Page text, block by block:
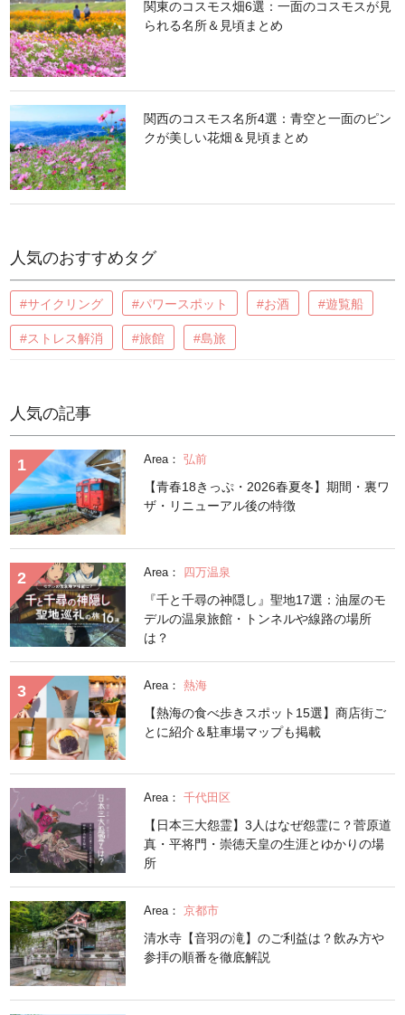
関東のコスモス畑6選：一面のコスモスが見
られる名所＆見頃まとめ
関西のコスモス名所4選：青空と一面のピン
クが美しい花畑＆見頃まとめ
人気のおすすめタグ
#サイクリング #パワースポット #お酒 #遊覧船
#ストレス解消 #旅館 #島旅
人気の記事
Area： 弘前
【青春18きっぷ・2026春夏冬】期間・裏ワ
ザ・リニューアル後の特徴
Area： 四万温泉
『千と千尋の神隠し』聖地17選：油屋のモ
デルの温泉旅館・トンネルや線路の場所
は？
Area： 熱海
【熱海の食べ歩きスポット15選】商店街ご
とに紹介＆駐車場マップも掲載
Area： 千代田区
【日本三大怨霊】3人はなぜ怨霊に？菅原道
真・平将門・崇徳天皇の生涯とゆかりの場
所
Area： 京都市
清水寺【音羽の滝】のご利益は？飲み方や
参拝の順番を徹底解説